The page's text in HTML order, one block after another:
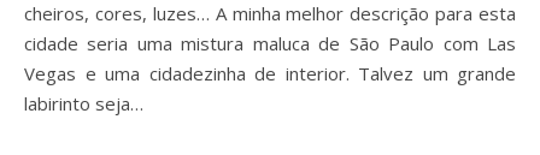
cheiros, cores, luzes… A minha melhor descrição para esta
cidade seria uma mistura maluca de São Paulo com Las
Vegas e uma cidadezinha de interior. Talvez um grande
labirinto seja…